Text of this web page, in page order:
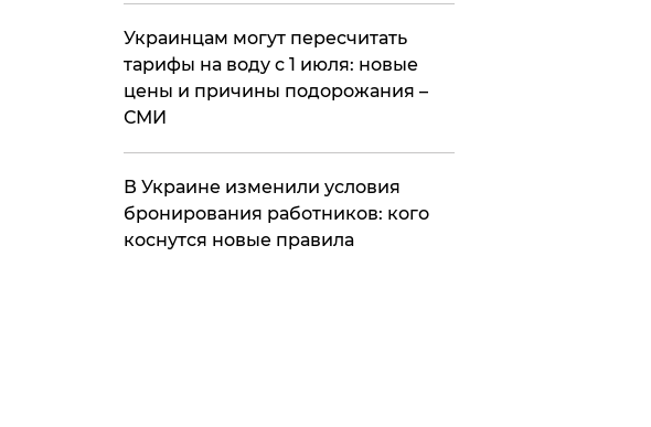
Украинцам могут пересчитать
тарифы на воду с 1 июля: новые
цены и причины подорожания –
СМИ
В Украине изменили условия
бронирования работников: кого
коснутся новые правила